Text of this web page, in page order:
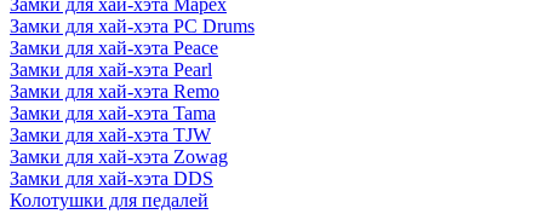
Замки для хай-хэта Mapex
Замки для хай-хэта PC Drums
Замки для хай-хэта Peace
Замки для хай-хэта Pearl
Замки для хай-хэта Remo
Замки для хай-хэта Tama
Замки для хай-хэта TJW
Замки для хай-хэта Zowag
Замки для хай-хэта DDS
Колотушки для педалей